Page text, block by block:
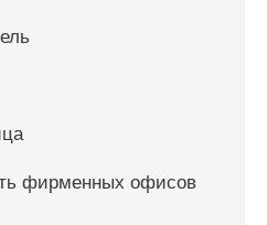
фирменных офисов